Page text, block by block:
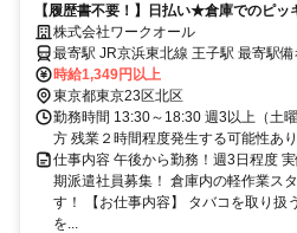
【履歴書不要！】日払い★倉庫でのピ
40代活躍中/未経験OK！昇給あり
株式会社ワークオール
最寄駅 JR京浜東北
時給1,349円以上
東京都東京23区北区
勤務時間 13:30～18:30 週3以上（土
方 残業２時間程度発生する可能性あ
仕事内容 午後から勤務！週3日程度
期派遣社員募集！ 倉庫内の軽作業ス
す！ 【お仕事内容】 タバコを取り扱
を...